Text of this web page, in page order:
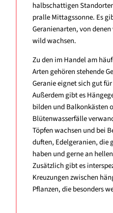
halbschattigen
pralle Mittagssonne. Es
Geranienarten, von
wild wachsen.
Zu den im Handel am
Arten gehören stehende
Geranie eignet sich gut
Außerdem gibt es
bilden und Balkonkästen
Blütenwasserfälle
Töpfen wachsen und bei
duften, Edelgeranien, die
haben und gerne an
Zusätzlich gibt es
Kreuzungen zwischen
Pflanzen, die besonders